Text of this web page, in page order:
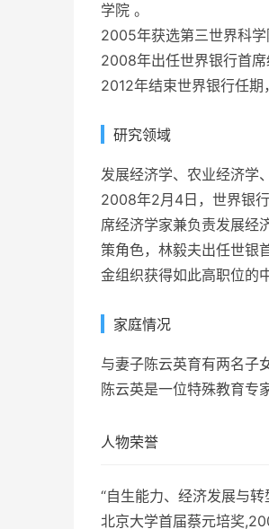
学院 。
2005年获选第三世界科学
2008年出任世界银行首席
2012年结束世界银行任期
研究领域
发展经济学、农业经济学
2008年2月4日，世界银
席经济学家兼负责发展经
策角色，林毅夫出任世银
金组织获得如此高职位的
家庭情况
与妻子陈云英育有两名子
陈云英是一位特殊教育专家
人物荣誉
“自生能力、经济发展与
北京大学首届蔡元培奖